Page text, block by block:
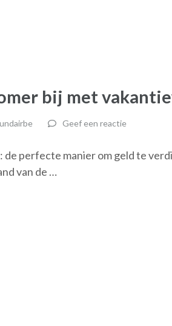
bij met
Geef een reactie
perfecte manier om geld te
van de …